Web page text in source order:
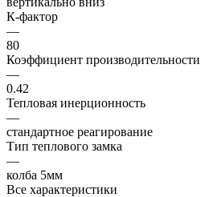
К-фактор
—
80
Коэффициент производительности
—
0.42
Тепловая инерционность
—
стандартное реагирование
Тип теплового замка
—
колба 5мм
Все характеристики